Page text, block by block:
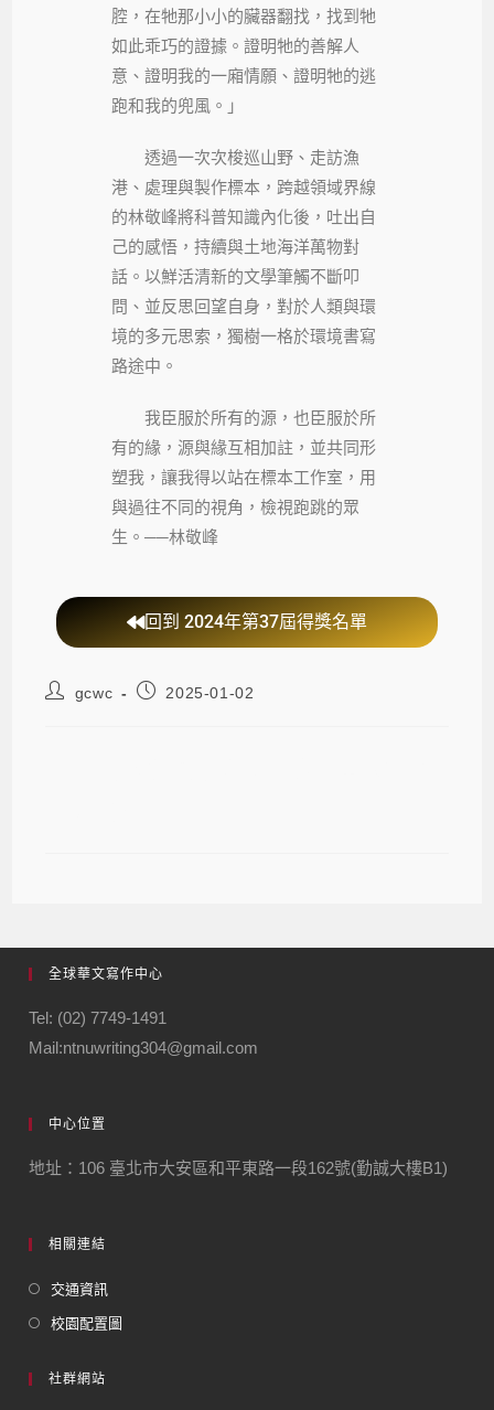
腔，在牠那小小的臟器翻找，找到牠
如此乖巧的證據。證明牠的善解人
意、證明我的一廂情願、證明牠的逃
跑和我的兜風。」
透過一次次梭巡山野、走訪漁
港、處理與製作標本，跨越領域界線
的林敬峰將科普知識內化後，吐出自
己的感悟，持續與土地海洋萬物對
話。以鮮活清新的文學筆觸不斷叩
問、並反思回望自身，對於人類與環
境的多元思索，獨樹一格於環境書寫
路途中。
我臣服於所有的源，也臣服於所
有的緣，源與緣互相加註，並共同形
塑我，讓我得以站在標本工作室，用
與過往不同的視角，檢視跑跳的眾
生。──林敬峰
回到 2024年第37屆得獎名單
gcwc 2025-01-02
全球華文寫作中心
Tel: (02) 7749-1491
Mail:ntnuwriting304@gmail.com
中心位置
地址：106 臺北市大安區和平東路一段162號(勤誠大樓B1)
相關連結
交通資訊
校園配置圖
社群網站